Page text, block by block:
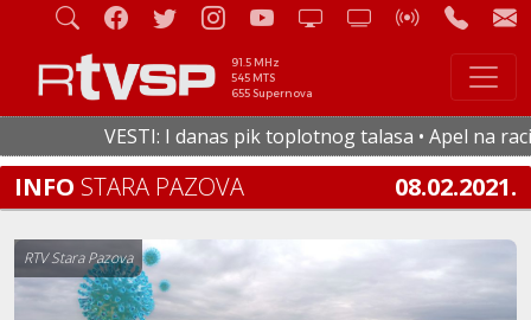
91.5 MHz
545 MTS
655 Supernova
VESTI: I danas pik toplotnog talasa • Apel na
INFO STARA PAZOVA 08.02.2021.
RTV Stara Pazova